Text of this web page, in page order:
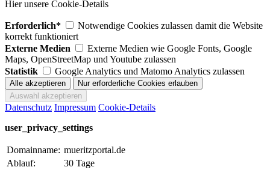
Hier unsere Cookie-Details
Erforderlich*
Notwendige Cookies zulassen damit die Website
korrekt funktioniert
Externe Medien
Externe Medien wie Google Fonts, Google
Maps, OpenStreetMap und Youtube zulassen
Statistik
Google Analytics und Matomo Analytics zulassen
Datenschutz Impressum Cookie-Details
user_privacy_settings
Domainname: mueritzportal.de
Ablauf:
30 Tage